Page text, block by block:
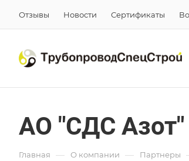
Отзывы Новости Сертификаты
АО "СДС Азот"
Главная — О компании — Партнеры